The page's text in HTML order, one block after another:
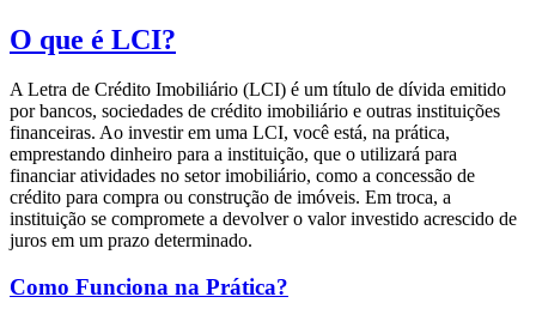
O que é LCI?
A Letra de Crédito Imobiliário (LCI) é um título de dívida emitido
por bancos, sociedades de crédito imobiliário e outras instituições
financeiras. Ao investir em uma LCI, você está, na prática,
emprestando dinheiro para a instituição, que o utilizará para
financiar atividades no setor imobiliário, como a concessão de
crédito para compra ou construção de imóveis. Em troca, a
instituição se compromete a devolver o valor investido acrescido de
juros em um prazo determinado.
Como Funciona na Prática?